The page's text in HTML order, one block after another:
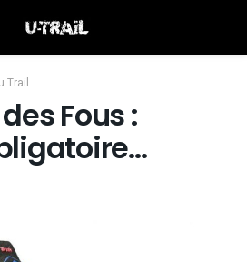
Trail
Fous :